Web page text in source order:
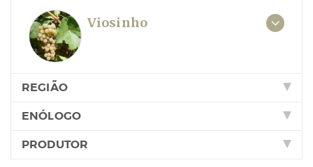
Viosinho
REGIÃO
ENÓLOGO
PRODUTOR